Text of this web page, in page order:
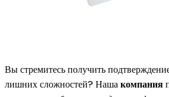
Вы стремитесь получить
лишних сложностей? Нашакомпания